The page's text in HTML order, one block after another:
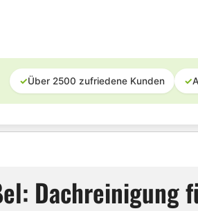
✓Über 2500 zufriedene Kunden ✓
Dachreinigung